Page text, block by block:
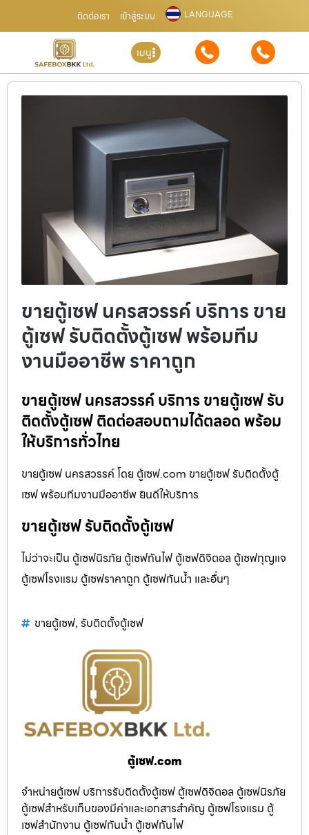
ติดต่อเรา เข้าสู่ระบบ LANGUAGE
เมนู
ขายตู้เซฟ นครสวรรค์ บริการ ขาย
ตู้เซฟ รับติดตั้งตู้เซฟ พร้อมทีม
งานมืออาชีพ ราคาถูก
ขายตู้เซฟ นครสวรรค์ บริการ ขายตู้เซฟ รับ
ติดตั้งตู้เซฟ ติดต่อสอบถามได้ตลอด พร้อม
ให้บริการทั่วไทย
ขายตู้เซฟ นครสวรรค์ โดย ตู้เซฟ.com ขายตู้เซฟ รับติดตั้งตู้
เซฟ พร้อมทีมงานมืออาชีพ ยินดีให้บริการ
ขายตู้เซฟ รับติดตั้งตู้เซฟ
ไม่ว่าจะเป็น ตู้เซฟนิรภัย ตู้เซฟกันไฟ ตู้เซฟดิจิตอล ตู้เซฟกุญแจ
ตู้เซฟโรงแรม ตู้เซฟราคาถูก ตู้เซฟกันน้ำ และอื่นๆ
ขายตู้เซฟ, รับติดตั้งตู้เซฟ
ตู้เซฟ.com
จำหน่ายตู้เซฟ บริการรับติดตั้งตู้เซฟ ตู้เซฟดิจิตอล ตู้เซฟนิรภัย
ตู้เซฟสำหรับเก็บของมีค่าและเอกสารสำคัญ ตู้เซฟโรงแรม ตู้
เซฟสำนักงาน ตู้เซฟกันน้ำ ตู้เซฟกันไฟ